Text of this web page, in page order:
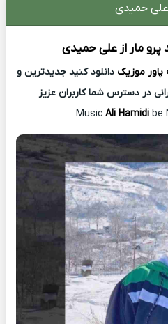
علی حمیدی
پرو مار ازعلی حمیدی
پاور موزیک دانلود کنید جدیدترین و
در دسترس شما کاربران عزیز
Music Ali Hamidi be